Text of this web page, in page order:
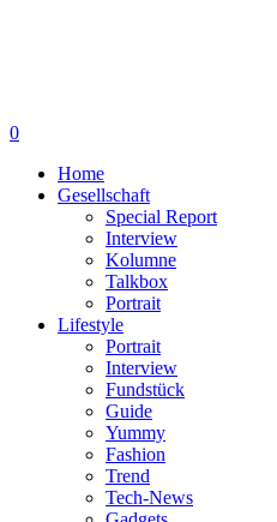
0
Home
Gesellschaft
Special Report
Interview
Kolumne
Talkbox
Portrait
Lifestyle
Portrait
Interview
Fundstück
Guide
Yummy
Fashion
Trend
Tech-News